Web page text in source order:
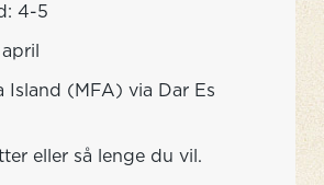
4-5
Island (MFA) via Dar Es
eller så lenge du vil.